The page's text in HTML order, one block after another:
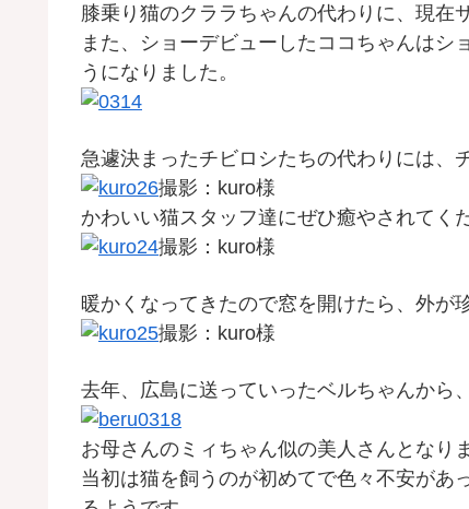
膝乗り猫のクララちゃんの代わりに、現在
また、ショーデビューしたココちゃんはシ
うになりました。
急遽決まったチビロシたちの代わりには、
撮影：kuro様
かわいい猫スタッフ達にぜひ癒やされてく
撮影：kuro様
暖かくなってきたので窓を開けたら、外が
撮影：kuro様
去年、広島に送っていったベルちゃんから
お母さんのミィちゃん似の美人さんとなり
当初は猫を飼うのが初めてで色々不安があ